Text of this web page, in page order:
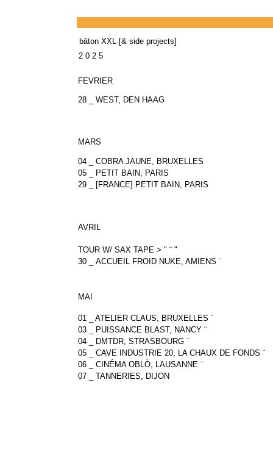
bâton XXL [& side projects]
2 0 2 5
FEVRIER
28 _ WEST, DEN HAAG
MARS
04 _ COBRA JAUNE, BRUXELLES
AVRIL
TOUR W/ SAX TAPE > " ¨ "
30 _ ACCUEIL FROID NUKE, AMIENS ¨
MAI
01 _ ATELIER CLAUS, BRUXELLES ¨
03 _ PUISSANCE BLAST, NANCY ¨
04 _ DMTDR, STRASBOURG ¨
05 _ CAVE INDUSTRIE 20, LA CHAUX DE FONDS ¨
06 _ CINÉMA OBLÒ, LAUSANNE ¨
07 _ TANNERIES, DIJON
05 _ PETIT BAIN, PARIS
29 _ [FRANCE] PETIT BAIN, PARIS